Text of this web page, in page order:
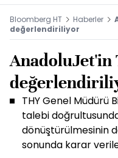
Bloomberg HT Haberler
değerlendiriliyor
AnadoluJet'in
THY Genel Müdürü
talebi
dönüştürülmesinin
sonunda karar